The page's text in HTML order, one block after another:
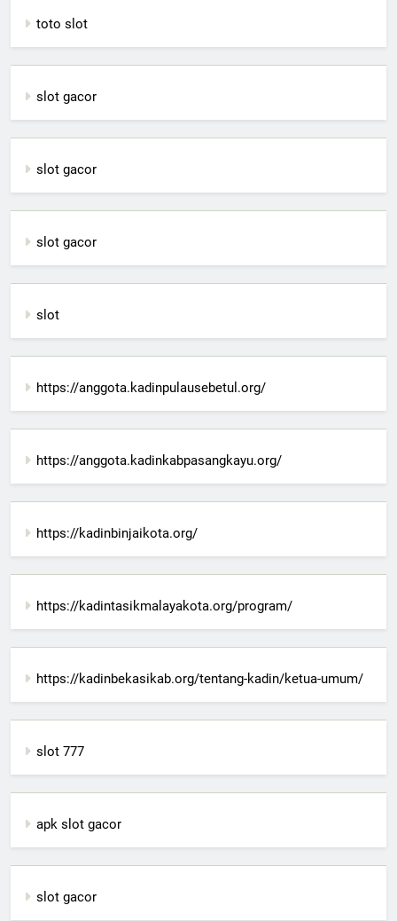
toto slot
slot gacor
slot gacor
slot gacor
slot
https://anggota.kadinpulausebetul.org/
https://anggota.kadinkabpasangkayu.org/
https://kadinbinjaikota.org/
https://kadintasikmalayakota.org/program/
https://kadinbekasikab.org/tentang-kadin/ketua-umum/
slot 777
apk slot gacor
slot gacor